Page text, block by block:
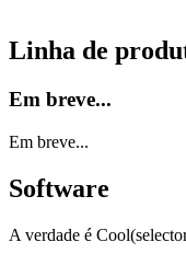
Linha de
Em breve...
Em breve...
Software
A verdade é